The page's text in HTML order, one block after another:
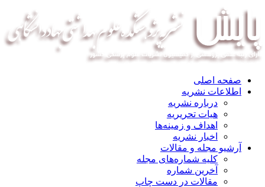
صفحه اصلی
اطلاعات نشریه
درباره نشریه
هیات تحریریه
اهداف و زمینه‌ها
اخبار نشریه
آرشیو مجله و مقالات
کلیه شماره‌های مجله
آخرین شماره
مقالات در دست چاپ